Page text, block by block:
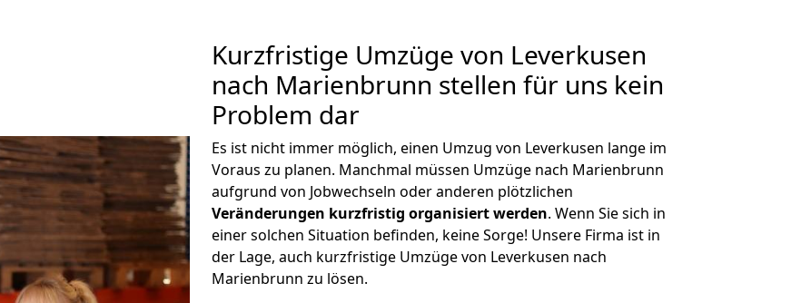
Kurzfristige Umzüge von Leverkusen
nach Marienbrunn stellen für uns kein
Problem dar
Es ist nicht immer möglich, einen Umzug von Leverkusen lange im
Voraus zu planen. Manchmal müssen Umzüge nach Marienbrunn
aufgrund von Jobwechseln oder anderen plötzlichen
Veränderungen kurzfristig organisiert werden. Wenn Sie sich in
einer solchen Situation befinden, keine Sorge! Unsere Firma ist in
der Lage, auch kurzfristige Umzüge von Leverkusen nach
Marienbrunn zu lösen.